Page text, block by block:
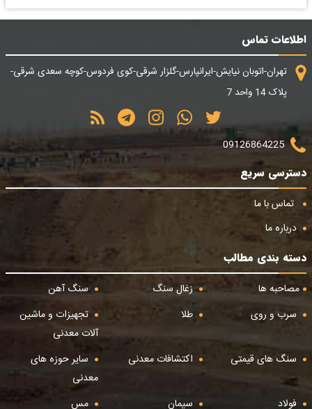
اطلاعات تماس
تهران-اتوبان نیایش-ایرانپارس-گلزار شرقی-کوی فردوس-کوچه سعدی شرقی-
پلاک 14 واحد 7
09126864225
دسترسی سریع
تماس با ما
درباره ما
دسته بندی مطالب
مصاحبه ها
زغال سنگ
سنگ آهن
سرب و روی
طلا
تجهیزات و ماشین
آلات معدنی
سنگ های قیمتی
اکتشافات معدنی
سایر حوزه های
معدنی
فولاد
سیمان مس